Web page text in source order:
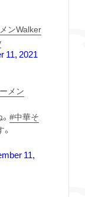
ンWalker
11, 2021
メン
#中華そ
11,